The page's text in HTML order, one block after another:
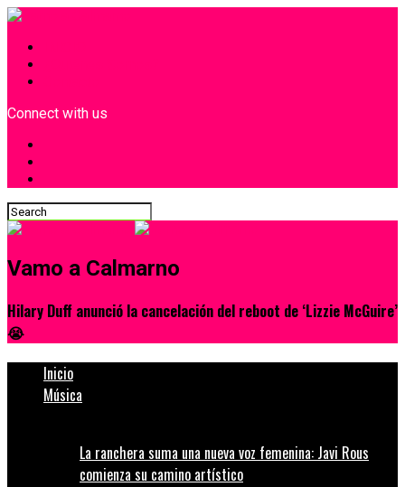
Connect with us
Vamo a Calmarno
Hilary Duff anunció la cancelación del reboot de ‘Lizzie McGuire’
😭
Inicio
Música
La ranchera suma una nueva voz femenina: Javi Rous
comienza su camino artístico